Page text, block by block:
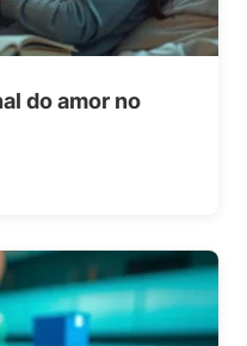
do amor no